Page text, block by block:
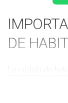
DE
administrativo;
inquilino. Este